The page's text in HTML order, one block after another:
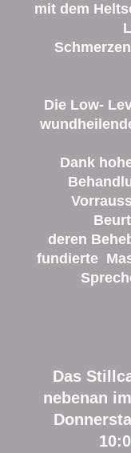
mit dem
Die Low-
Dank
deren
fundierte
Das
nebenan